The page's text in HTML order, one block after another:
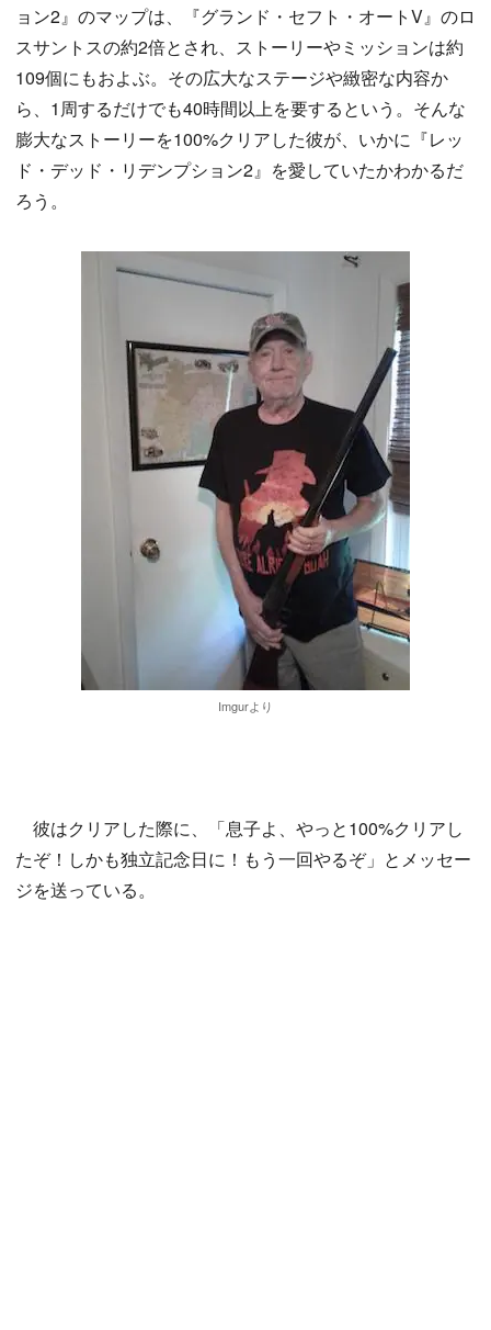
ョン2』のマップは、『グランド・セフト・オートV』のロ
スサントスの約2倍とされ、ストーリーやミッションは約
109個にもおよぶ。その広大なステージや緻密な内容か
ら、1周するだけでも40時間以上を要するという。そんな
膨大なストーリーを100%クリアした彼が、いかに『レッ
ド・デッド・リデンプション2』を愛していたかわかるだ
ろう。
Imgurより
彼はクリアした際に、「息子よ、やっと100%クリアし
たぞ！しかも独立記念日に！もう一回やるぞ」とメッセー
ジを送っている。